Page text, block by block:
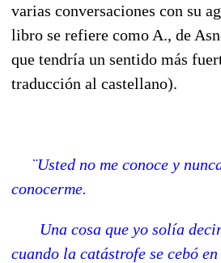
varias conversaciones con su
libro se refiere como A., de
que tendría un sentido más
traducción al castellano).
¨Usted no me conoce y
conocerme.
Una cosa que yo solía decir
cuando la catástrofe se cebó